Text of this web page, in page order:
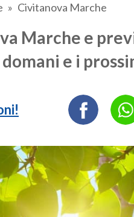
Civitanova Marche
Marche e
e i